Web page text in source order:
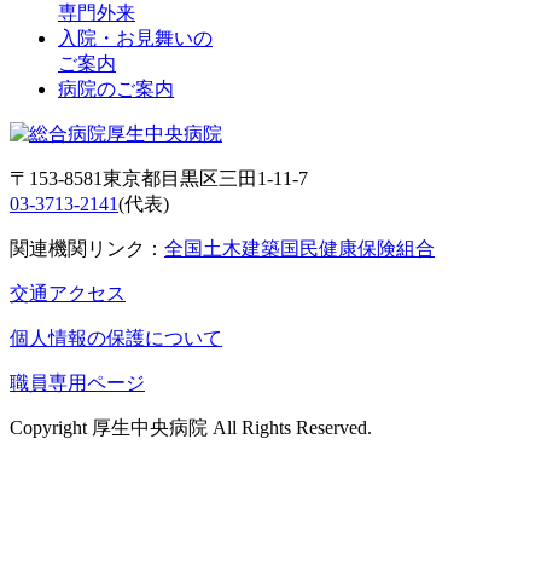
専門外来
入院・お見舞いの
ご案内
病院のご案内
〒153-8581東京都目黒区三田1-11-7
03-3713-2141(代表)
関連機関リンク： 全国土木建築国民健康保険組合
交通アクセス
個人情報の保護について
職員専用ページ
Copyright 厚生中央病院 All Rights Reserved.